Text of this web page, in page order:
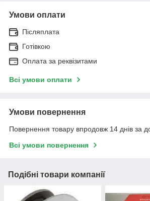
Умови оплати
Післяплата
Готівкою
Оплата за реквізитами
Всі умови оплати
Умови повернення
Повернення товару впродовж 14 днів за
Всі умови повернення
Подібні товари компанії